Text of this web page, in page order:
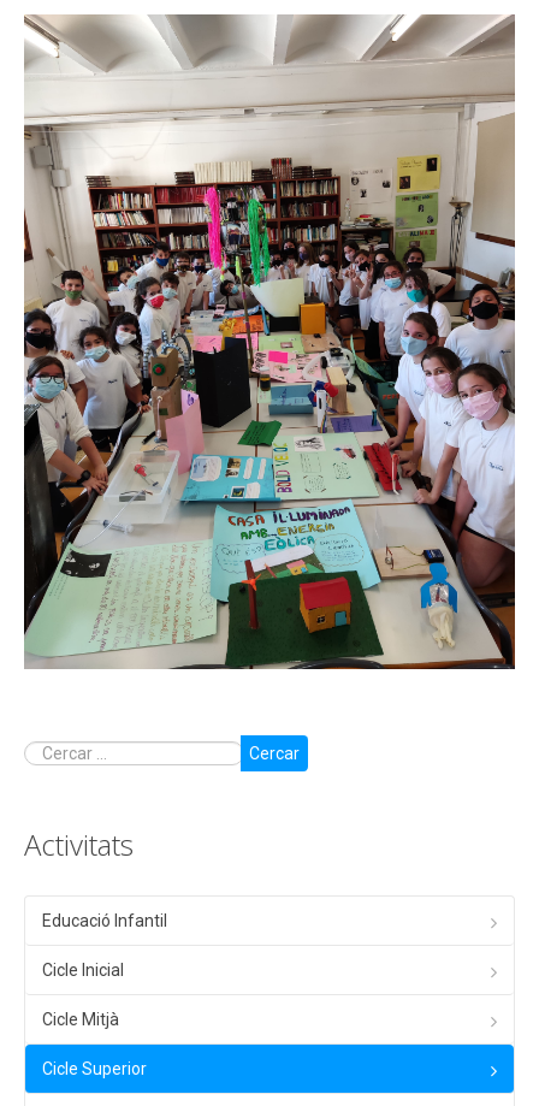
Cercar
Activitats
Educació Infantil
Cicle Inicial
Cicle Mitjà
Cicle Superior